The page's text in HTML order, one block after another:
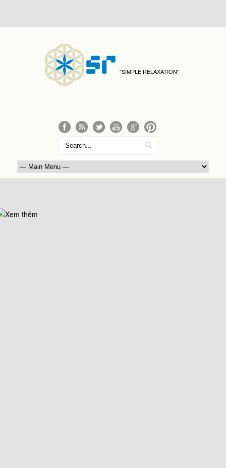
"SIMPLE RELAXATION"